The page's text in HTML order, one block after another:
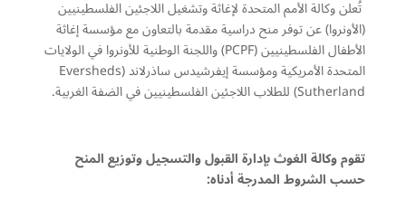
تُعلن وكالة الأمم المتحدة لإغاثة وتشغيل اللاجئين الفلسطينيين
(الأونروا) عن توفر منح دراسية مقدمة بالتعاون مع مؤسسة إغاثة
الأطفال الفلسطينيين (PCPF) واللجنة الوطنية للأونروا في الولايات
المتحدة الأمريكية ومؤسسة إيفرشيدس ساذرلاند (Eversheds
Sutherland) للطلاب اللاجئين الفلسطينيين في الضفة الغربية.
تقوم وكالة الغوث بإدارة القبول والتسجيل وتوزيع المنح
حسب الشروط المدرجة أدناه: